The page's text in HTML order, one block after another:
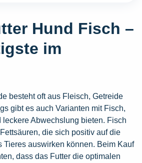
Hund Fisch –
im
besteht oft aus Fleisch, Getreide
gibt es auch Varianten mit Fisch,
Abwechslung bieten. Fisch
die sich positiv auf die
Tieres auswirken können. Beim Kauf
dass das Futter die optimalen